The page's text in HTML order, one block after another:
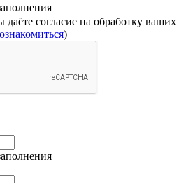
даёте согласие на обработку ваших
ознакомиться)